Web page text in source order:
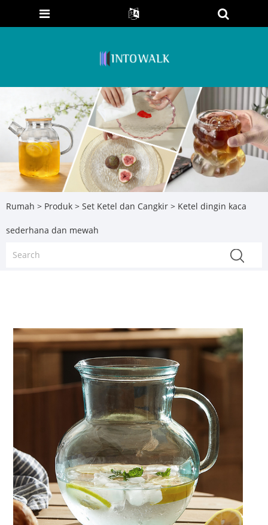
Rumah > Produk > Set Ketel dan Cangkir > Ketel dingin kaca
sederhana dan mewah